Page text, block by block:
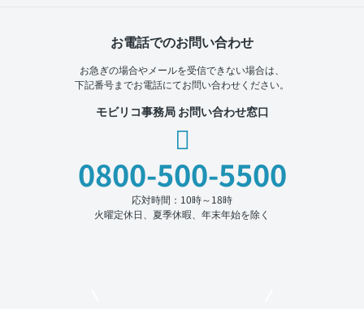
お電話でのお問い合わせ
お急ぎの場合やメールを受信できない場合は、
下記番号までお電話にてお問い合わせください。
モビリコ事務局 お問い合わせ窓口
0800-500-5500
応対時間：10時～18時
火曜定休日、夏季休暇、年末年始を除く